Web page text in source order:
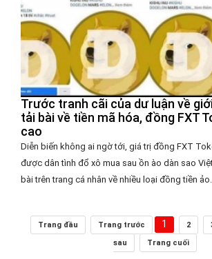
Trước tranh cãi của dư luận về
tải bài về tiền mã hóa, đồng FXT
cao
Diễn biến không ai ngờ tới, giá trị đồng FXT
được dân tình đổ xô mua sau ồn ào dàn sao
bài trên trang cá nhân về nhiều loại đồng tiền ảo.
Trang đầu Trang trước 1 2
sau
Trang cuối